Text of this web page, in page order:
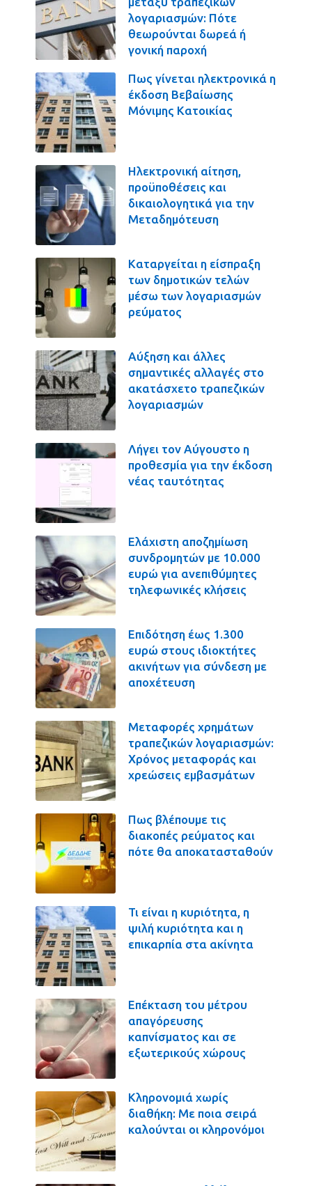
λογαριασμών: Πότε
θεωρούνται δωρεά ή
γονική παροχή
Πως γίνεται ηλεκτρονικά η
έκδοση Βεβαίωσης
Μόνιμης Κατοικίας
Ηλεκτρονική αίτηση,
προϋποθέσεις και
δικαιολογητικά για την
Μεταδημότευση
Καταργείται η είσπραξη
των δημοτικών τελών
μέσω των λογαριασμών
ρεύματος
Αύξηση και άλλες
σημαντικές αλλαγές στο
ακατάσχετο τραπεζικών
λογαριασμών
Λήγει τον Αύγουστο η
προθεσμία για την έκδοση
νέας ταυτότητας
Ελάχιστη αποζημίωση
συνδρομητών με 10.000
ευρώ για ανεπιθύμητες
τηλεφωνικές κλήσεις
Επιδότηση έως 1.300
ευρώ στους ιδιοκτήτες
ακινήτων για σύνδεση με
αποχέτευση
Μεταφορές χρημάτων
τραπεζικών λογαριασμών:
Χρόνος μεταφοράς και
χρεώσεις εμβασμάτων
Πως βλέπουμε τις
διακοπές ρεύματος και
πότε θα αποκατασταθούν
Τι είναι η κυριότητα, η
ψιλή κυριότητα και η
επικαρπία στα ακίνητα
Επέκταση του μέτρου
απαγόρευσης
καπνίσματος και σε
εξωτερικούς χώρους
Κληρονομιά χωρίς
διαθήκη: Με ποια σειρά
καλούνται οι κληρονόμοι